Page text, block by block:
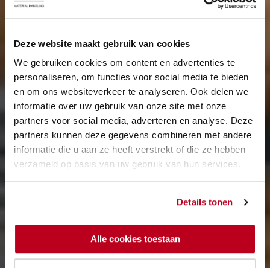
Deze website maakt gebruik van cookies
We gebruiken cookies om content en advertenties te
personaliseren, om functies voor social media te bieden
en om ons websiteverkeer te analyseren. Ook delen we
informatie over uw gebruik van onze site met onze
partners voor social media, adverteren en analyse. Deze
partners kunnen deze gegevens combineren met andere
informatie die u aan ze heeft verstrekt of die ze hebben
verzameld op basis van uw gebruik van hun services.
Details tonen
Alle cookies toestaan